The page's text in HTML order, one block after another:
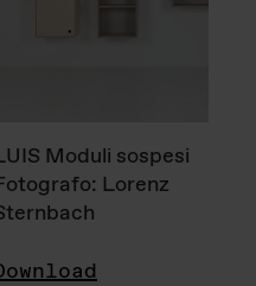
Moduli sospesi
Lorenz